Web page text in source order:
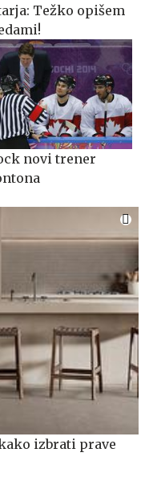
Težko opišem
novi trener
izbrati prave